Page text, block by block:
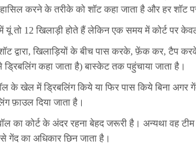
करने के तरीके को शॉट कहा जाता है और हर शॉट पर
यूं तो 12 खिलाड़ी होते हैं लेकिन एक समय में कोर्ट पर
द्वारा, खिलाड़ियों के बीच पास करके, फ़ेंक कर, टैप
कहा जाता है) बास्केट तक पहुंचाया जाता है।
के खेल में ड्रिबलिंग किये या फिर पास किये बिना अगर
फ़ाउल दिया जाता है।
का कोर्ट के अंदर रहना बेहद जरूरी है। अन्यथा वह
गेंद का अधिकार छिन जाता है।